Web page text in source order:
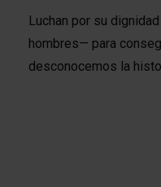
Luchan por su
hombres— para
desconocemos la